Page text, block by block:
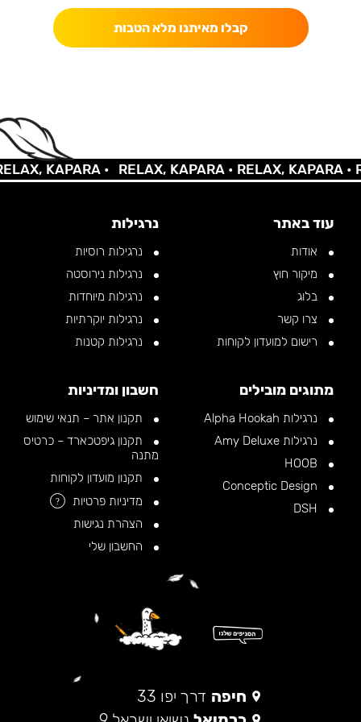
קבלו מאיתנו מלא הטבות
KAPARA • RELAX, KAPARA •RELAX, KAPARA •
עוד באתר
אודות
מיקור חוץ
בלוג
צרו קשר
רישום למועדון לקוחות
נרגילות
נרגילות רוסיות
נרגילות נירוסטה
נרגילות מיוחדות
נרגילות יוקרתיות
נרגילות קטנות
מתוגים מובילים
נרגילות Alpha Hookah
נרגילות Amy Deluxe
חשבון ומדיניות
תקנון אתר – תנאי שימוש
תקנון גיפטכארד – כרטיס
מתנה
תקנון מועדון לקוחות
מדיניות פרטיות
?
הצהרת נגישות
החשבון שלי
חיפה דרך יפו 33